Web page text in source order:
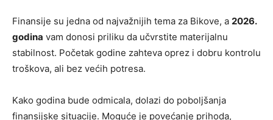
Finansije su jedna od najvažnijih tema za Bikove, a 2026.
godina vam donosi priliku da učvrstite materijalnu
stabilnost. Početak godine zahteva oprez i dobru kontrolu
troškova, ali bez većih potresa.
Kako godina bude odmicala, dolazi do poboljšanja
finansijske situacije. Moguće je povećanje prihoda,